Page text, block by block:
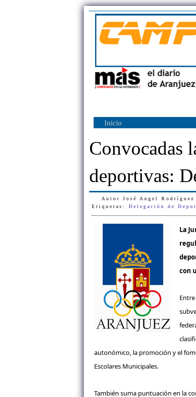
Inicio
Convocadas
deportivas:
Autor José Angel Rodríguez
Etiquetas: Delegación de
La
con
autonómico, la promoción y el
Escolares Municipales.
También suma puntuación en la